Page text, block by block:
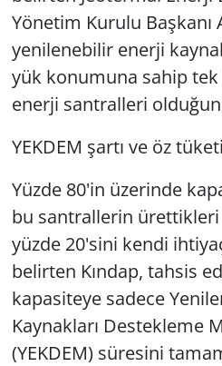
Yönetim Kurulu Başkanı
yenilenebilir enerji
yük konumuna sahip tek
enerji santralleri
YEKDEM şartı ve öz
Yüzde 80'in üzerinde
bu santrallerin ürettikleri
yüzde 20'sini kendi
belirten Kındap, tahsis
kapasiteye sadece
Kaynakları Destekleme
(YEKDEM) süresini